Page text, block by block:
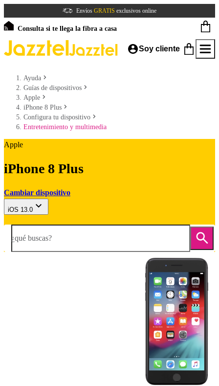
Envíos GRATIS exclusivos online
Consulta si te llega la fibra a casa
Soy cliente
Ayuda
Guías de dispositivos
Apple
iPhone 8 Plus
Configura tu dispositivo
Entretenimiento y multimedia
Apple
iPhone 8 Plus
Cambiar dispositivo
iOS 13.0
¿qué buscas?